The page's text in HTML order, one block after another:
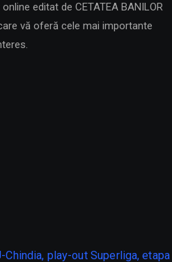
editat de CETATEA BANILOR
care vă oferă cele mai importante